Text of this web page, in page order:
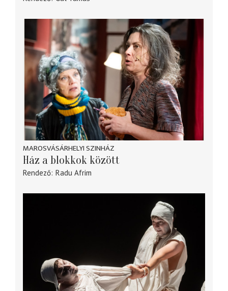
MAROSVÁSÁRHELYI SZINHÁZ
Ház a blokkok között
Rendező Radu Afrim